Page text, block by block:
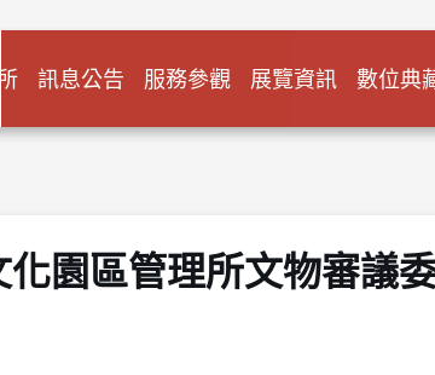
訊息公告 服務參觀 展覽資訊 數位典
園區管理所文物審議